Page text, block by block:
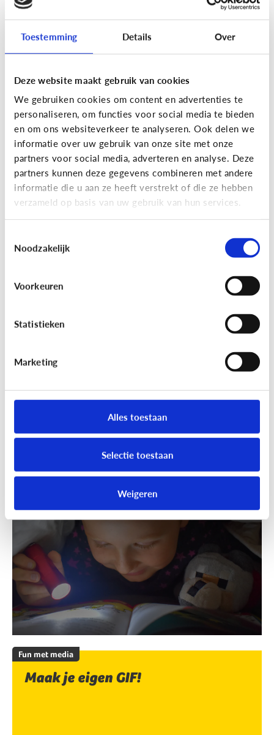
Toestemming Details Over
Deze website maakt gebruik van cookies
We gebruiken cookies om content en advertenties te
personaliseren, om functies voor social media te bieden
en om ons websiteverkeer te analyseren. Ook delen we
informatie over uw gebruik van onze site met onze
partners voor social media, adverteren en analyse. Deze
partners kunnen deze gegevens combineren met andere
informatie die u aan ze heeft verstrekt of die ze hebben
verzameld op basis van uw gebruik van hun services.
Noodzakelijk
Voorkeuren
Statistieken
Marketing
Alles toestaan
Selectie toestaan
Weigeren
Fun met media
Maak je eigen Snapchat of
Instagram filter!
Fun met media
Wandelen was nog nooit zo leuk!
Speels bijleren met een educatieve
Fun met media
Maak je eigen GIF!